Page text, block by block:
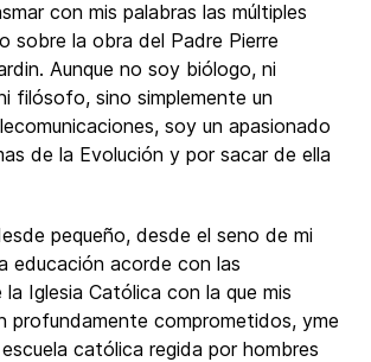
con mis palabras las múltiples
sobre la obra del Padre Pierre
Aunque no soy biólogo, ni
filósofo, sino simplemente un
soy un apasionado
de la Evolución y por sacar de ella
pequeño, desde el seno de mi
educación acorde con las
la Iglesia Católica con la que mis
profundamente comprometidos, yme
católica regida por hombres